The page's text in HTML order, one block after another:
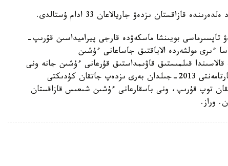
ىزدەۋ جاريالاعان 33 ادام ۇستالدى.
تاپسىرماسى بويىنشا ماسكەۋدە قارجى پيراميداسىن قۇرىپ-
ءىرى مولشەردە الاياقتىق جاساعانى ءۇشىن
قىلمىستىق قاۋىمداستىق قۇرعانى ءۇشىن جانە ونى
باسقارعانى ءۇشىن قوستاناي وبلىسىنىڭ پوليتسيا دەپارتامەنتى 2013-جىلدان بەرى ىزدەپ جاتقان كۇدىكتى
توپ قۇرىپ، ونى باسقارعانى ءۇشىن شىعىس قازاقستان
وراز.